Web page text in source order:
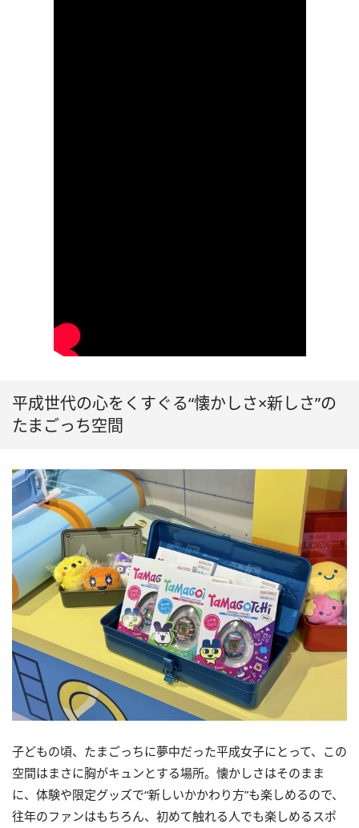
平成世代の心をくすぐる“懐かしさ×新しさ”の
たまごっち空間
子どもの頃、たまごっちに夢中だった平成女子にとって、この
空間はまさに胸がキュンとする場所。懐かしさはそのまま
に、体験や限定グッズで“新しいかかわり方”も楽しめるので、
往年のファンはもちろん、初めて触れる人でも楽しめるスポ